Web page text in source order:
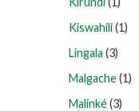
Kiswahili(1)
Lingala (3)
Malgache(1)
Malinké(3)